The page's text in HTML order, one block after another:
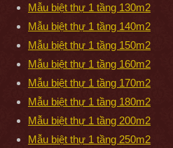
Mẫu biệt thự 1 tầng 130m2
Mẫu biệt thự 1 tầng 140m2
Mẫu biệt thự 1 tầng 150m2
Mẫu biệt thự 1 tầng 160m2
Mẫu biệt thự 1 tầng 170m2
Mẫu biệt thự 1 tầng 180m2
Mẫu biệt thự 1 tầng 200m2
Mẫu biệt thự 1 tầng 250m2